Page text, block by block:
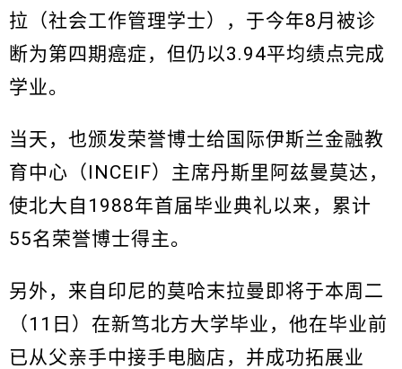
拉（社会工作管理学士），于今年8月被诊
断为第四期癌症，但仍以3.94平均绩点完成
学业。
当天，也颁发荣誉博士给国际伊斯兰金融教
育中心（INCEIF）主席丹斯里阿兹曼莫达，
使北大自1988年首届毕业典礼以来，累计
55名荣誉博士得主。
另外，来自印尼的莫哈末拉曼即将于本周二
（11日）在新笃北方大学毕业，他在毕业前
已从父亲手中接手电脑店，并成功拓展业